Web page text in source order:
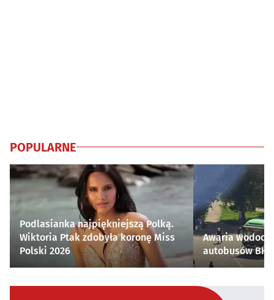
POPULARNE
Podlasianka najpiękniejszą Polką.
Wiktoria Ptak zdobyła koronę Miss
Polski 2026
Awaria
autobusów